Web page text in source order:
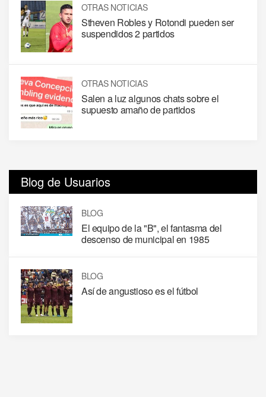
OTRAS NOTICIAS
Stheven Robles y Rotondi pueden ser
suspendidos 2 partidos
OTRAS NOTICIAS
Salen a luz algunos chats sobre el
supuesto amaño de partidos
Blog de Usuarios
BLOG
El equipo de la "B", el fantasma del
descenso de municipal en 1985
BLOG
Así de angustioso es el fútbol